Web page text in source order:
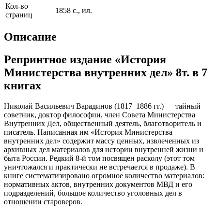
Кол-во
страниц
1858 с., ил.
Описание
Репринтное издание «История
Министерства внутренних дел» 8т. в 7
книгах
Николай Васильевич Варадинов (1817–1886 гг.) — тайный
советник, доктор философии, член Совета Министерства
Внутренних Дел, общественный деятель, благотворитель и
писатель. Написанная им «История Министерства
внутренних дел» содержит массу ценных, извлеченных из
архивных дел материалов для истории внутренней жизни и
быта России. Редкий 8-й том посвящен расколу (этот том
уничтожался и практически не встречается в продаже). В
книге систематизировано огромное количество материалов:
нормативных актов, внутренних документов МВД и его
подразделений, большое количество уголовных дел в
отношении староверов.